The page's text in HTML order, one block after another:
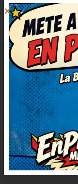
ALEJANDRO
10 octubre,
16:09
De lujo
y fresco.
escrito,
gusto,
gracia. Me
sonrisa